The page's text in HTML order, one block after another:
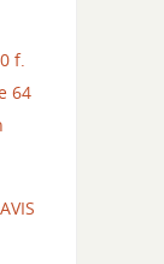
f.
64